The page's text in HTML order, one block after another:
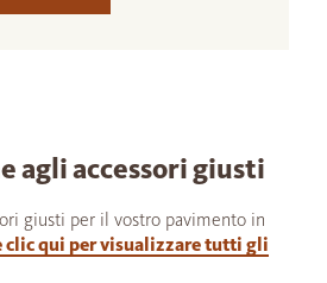
agli accessori giusti
giusti per il vostro pavimento in
clic qui per visualizzare tutti gli